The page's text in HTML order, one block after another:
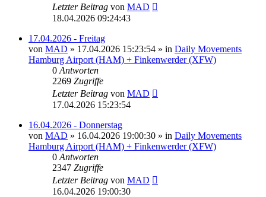
Letzter Beitrag von MAD
18.04.2026 09:24:43
17.04.2026 - Freitag
von MAD » 17.04.2026 15:23:54 » in Daily Movements
Hamburg Airport (HAM) + Finkenwerder (XFW)
0 Antworten
2269 Zugriffe
Letzter Beitrag von MAD
17.04.2026 15:23:54
16.04.2026 - Donnerstag
von MAD » 16.04.2026 19:00:30 » in Daily Movements
Hamburg Airport (HAM) + Finkenwerder (XFW)
0 Antworten
2347 Zugriffe
Letzter Beitrag von MAD
16.04.2026 19:00:30